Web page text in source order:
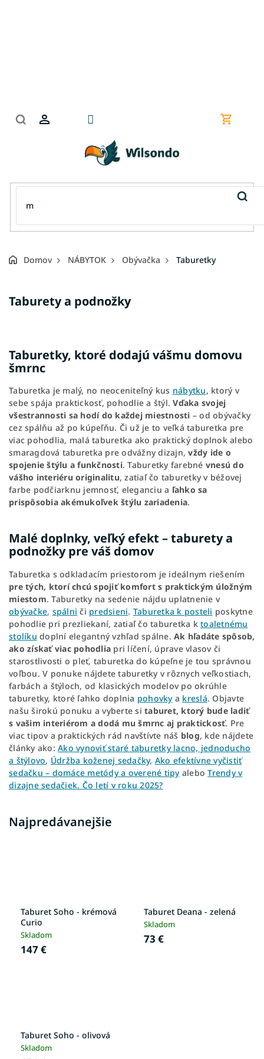
Domov NÁBYTOK Obývačka Taburetky
Taburety a podnožky
Taburetky, ktoré dodajú vášmu domovu
šmrnc
Taburetka je malý, no neoceniteľný kus nábytku, ktorý v
sebe spája praktickosť, pohodlie a štýl.Vďaka svojej
všestrannosti sa hodí do každej miestnosti – od obývačky
cez spálňu až po kúpeľňu. Či už je to veľká taburetka pre
viac pohodlia, malá taburetka ako praktický doplnok alebo
smaragdová taburetka pre odvážny dizajn,vždy ide o
spojenie štýlu a funkčnosti. Taburetky farebné vnesú do
vášho interiéru originalitu, zatiaľ čo taburetky v béžovej
farbe podčiarknu jemnosť, eleganciu a ľahko sa
prispôsobia akémukoľvek štýlu zariadenia.
Malé doplnky, veľký efekt – taburety a
podnožky pre váš domov
Taburetka s odkladacím priestorom je ideálnym riešením
pre tých, ktorí chcú spojiť komfort s praktickým úložným
miestom. Taburetky na sedenie nájdu uplatnenie v
obývačke, spálni či predsieni. Taburetka k posteli poskytne
pohodlie pri prezliekaní, zatiaľ čo taburetka k toaletnému
stolíku doplní elegantný vzhľad spálne. Ak hľadáte spôsob,
ako získať viac pohodlia pri líčení, úprave vlasov či
starostlivosti o pleť, taburetka do kúpeľne je tou správnou
voľbou. V ponuke nájdete taburetky v rôznych veľkostiach,
farbách a štýloch, od klasických modelov po okrúhle
taburetky, ktoré ľahko doplnia pohovkya kreslá. Objavte
našu širokú ponuku a vyberte si taburet, ktorý bude ladiť
s vašim interiérom a dodá mu šmrnc aj praktickosť. Pre
viac tipov a praktických rád navštívte náš blog, kde nájdete
články ako: Ako vynoviť staré taburetky lacno, jednoducho
a štýlovo, Údržba koženej sedačky, Ako efektívne vyčistiť
sedačku – domáce metódy a overené tipyaleboTrendy v
dizajne sedačiek. Čo letí v roku 2025?
Najpredávanejšie
Taburet Soho - krémová
Curio
Skladom
147 €
Taburet Deana - zelená
Skladom
73 €
Taburet Soho - olivová
Skladom